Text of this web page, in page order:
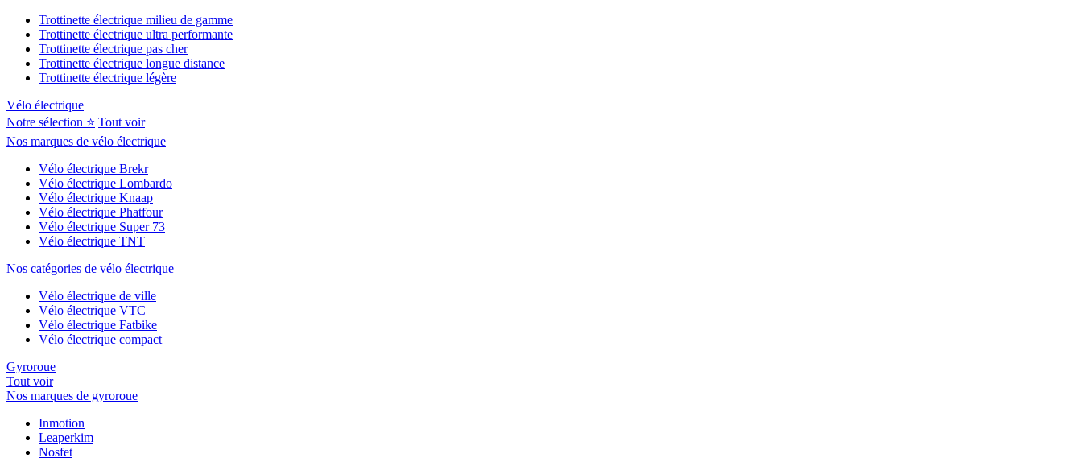
Trottinette électrique milieu de gamme
Trottinette électrique ultra performante
Trottinette électrique pas cher
Trottinette électrique longue distance
Trottinette électrique légère
Vélo électrique
Notre sélection ⭐ Tout voir
Nos marques de vélo électrique
Vélo électrique Brekr
Vélo électrique Lombardo
Vélo électrique Knaap
Vélo électrique Phatfour
Vélo électrique Super 73
Vélo électrique TNT
Nos catégories de vélo électrique
Vélo électrique de ville
Vélo électrique VTC
Vélo électrique Fatbike
Vélo électrique compact
Gyroroue
Tout voir
Nos marques de gyroroue
Inmotion
Leaperkim
Nosfet